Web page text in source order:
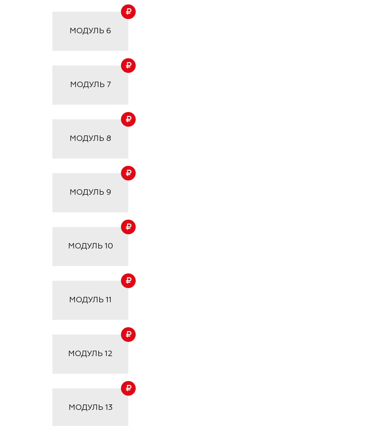
МОДУЛЬ 6
МОДУЛЬ 7
МОДУЛЬ 8
МОДУЛЬ 9
МОДУЛЬ 10
МОДУЛЬ 11
МОДУЛЬ 12
МОДУЛЬ 13